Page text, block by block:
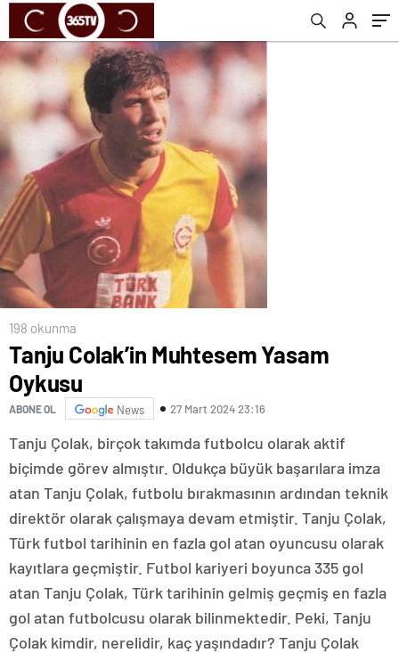
198 okunma
Tanju Colak’in Muhtesem Yasam
Oykusu
ABONE OL News 27 Mart 2024 23:16
Tanju Çolak, birçok takımda futbolcu olarak aktif
biçimde görev almıştır. Oldukça büyük başarılara imza
atan Tanju Çolak, futbolu bırakmasının ardından teknik
direktör olarak çalışmaya devam etmiştir. Tanju Çolak,
Türk futbol tarihinin en fazla gol atan oyuncusu olarak
kayıtlara geçmiştir. Futbol kariyeri boyunca 335 gol
atan Tanju Çolak, Türk tarihinin gelmiş geçmiş en fazla
gol atan futbolcusu olarak bilinmektedir. Peki, Tanju
Çolak kimdir, nerelidir, kaç yaşındadır? Tanju Çolak